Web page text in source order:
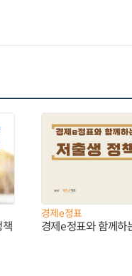
책
경제e정표
경제e정표와 함께하